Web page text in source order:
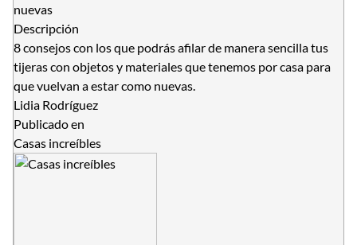
nuevas
Descripción
8 consejos con los que podrás afilar de manera sencilla tus
tijeras con objetos y materiales que tenemos por casa para
que vuelvan a estar como nuevas.
Lidia Rodríguez
Publicado en
Casas increíbles